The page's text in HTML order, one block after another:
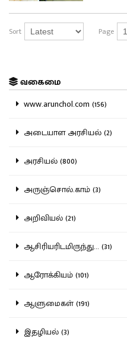
Sort Page
வகைமை
www.arunchol.com (156)
அடையாள அரசியல் (2)
அரசியல் (800)
அருஞ்சொல்.காம் (3)
அறிவியல் (21)
ஆசிரியரிடமிருந்து... (31)
ஆரோக்கியம் (101)
ஆளுமைகள் (191)
இதழியல் (3)